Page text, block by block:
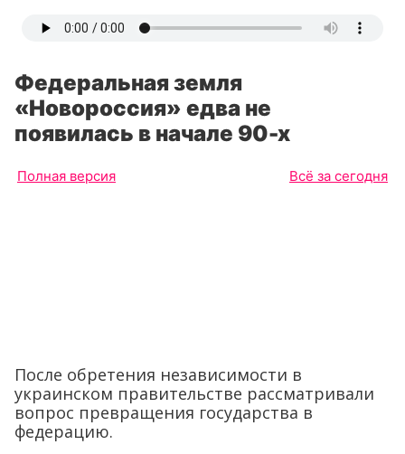
Федеральная земля
«Новороссия» едва не
появилась в начале 90-х
Полная версия Всё за сегодня
После обретения независимости в
украинском правительстве рассматривали
вопрос превращения государства в
федерацию.